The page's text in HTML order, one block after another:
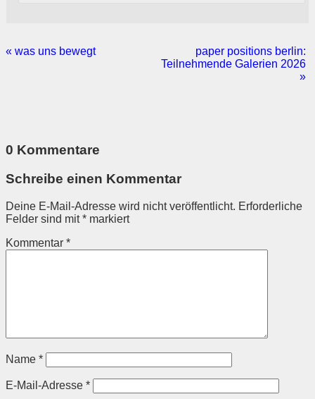
« was uns bewegt
paper positions berlin:
Teilnehmende Galerien 2026
»
0 Kommentare
Schreibe einen Kommentar
Deine E-Mail-Adresse wird nicht veröffentlicht. Erforderliche
Felder sind mit* markiert
Kommentar *
Name *
E-Mail-Adresse *